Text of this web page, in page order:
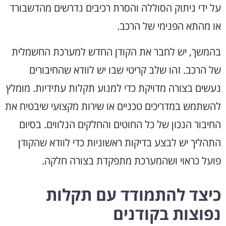
על ידי ניתוק הסוללה והסרת רכיבים נדרשים מהדשבורד
או מהתא הפנימי של הרכב.
בהמשך, יש לחבר את הקודן החדש למערכת החשמלית
של הרכב. זהו שלב קריטי שבו יש לוודא שהחיבורים
נעשים בצורה מדויקת כדי למנוע תקלות עתידיות. מומלץ
להשתמש במדריכים טכניים או שירות מקצועי שיבטיח את
החיבור הנכון של כל החוטים והחלקים הנלווים. בסיום
התהליך יש לבצע בדיקות ראשוניות כדי לוודא שהקודן
פועל כראוי ושהמערכת מתפקדת בצורה חלקה.
כיצד להתמודד עם תקלות
נפוצות בקודנים